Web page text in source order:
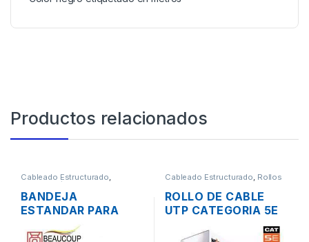
Productos relacionados
Cableado Estructurado,
Metalmecánicos
BANDEJA
ESTANDAR PARA
RACK 19″ 1UR
BEAUCOUP I-1106
Cableado Estructurado, Rollos
ROLLO DE CABLE
UTP CATEGORIA 5E
NEXXT 305 MTS.